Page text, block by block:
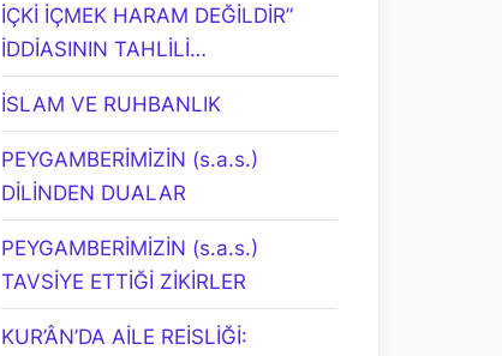
İÇKİ İÇMEK HARAM DEĞİLDİR”
İDDİASININ TAHLİLİ…
İSLAM VE RUHBANLIK
PEYGAMBERİMİZİN (s.a.s.)
DİLİNDEN DUALAR
PEYGAMBERİMİZİN (s.a.s.)
TAVSİYE ETTİĞİ ZİKİRLER
KUR’ÂN’DA AİLE REİSLİĞİ: